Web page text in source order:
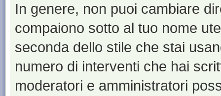
In genere, non puoi cambiare
compaiono sotto al tuo nome
seconda dello stile che stai
numero di interventi che hai
moderatori e amministratori